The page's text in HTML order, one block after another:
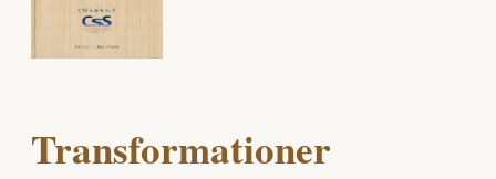
Transformationer